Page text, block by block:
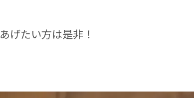
げたい方は是非！